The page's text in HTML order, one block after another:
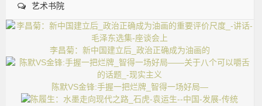
艺术书院
李昌菊：新中国建立后_政治正确成为油画的
陈默VS金锋:手握一把烂牌_智得一场好局—